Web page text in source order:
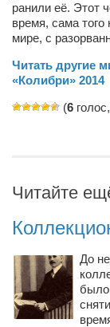
Ольга
ранили её. Этот
время, сама того
мире, с
Читать другие
«Колибри» 2014
(6
Читайте
До
было